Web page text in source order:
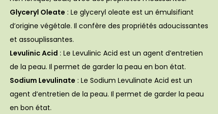
Glyceryl Oleate : Le glyceryl oleate est un émulsifiant
d’origine végétale. Il confère des propriétés adoucissantes
et assouplissantes.
Levulinic Acid : Le Levulinic Acid est un agent d’entretien
de la peau. Il permet de garder la peau en bon état.
Sodium Levulinate : Le Sodium Levulinate Acid est un
agent d’entretien de la peau. Il permet de garder la peau
en bon état.